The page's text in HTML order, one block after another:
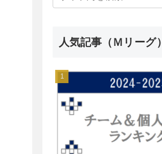
人気記事（Ｍリーグ）